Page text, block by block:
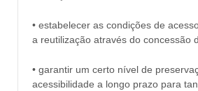
• estabelecer as condições de
a reutilização através do concessão
• garantir um certo nível de
acessibilidade a longo prazo para